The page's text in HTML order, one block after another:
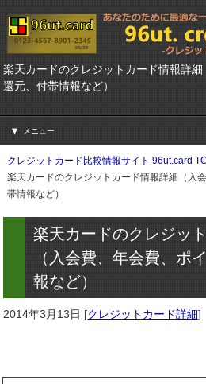
楽天カードのクレジットカード情報詳
還元、付帯情報など）
メニュー
クレジットカード比較情報サイト 96ut.card
楽天カードのクレジットカード情報詳細（入
帯情報など）
楽天カードのクレジッ
（入会費、年会費、ポ
報など）
2014年3月13日 [クレジットカード詳細]